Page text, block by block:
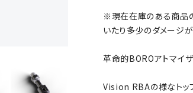
※現在在庫のある商品
いたり多少のダメージ
革命的BOROアトマイ
Vision RBAの様なトッ